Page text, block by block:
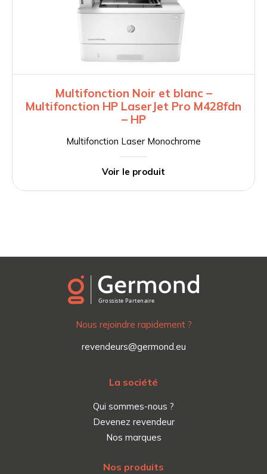
Multifonction Noir et blanc –
Multifonction HP LaserJet Pro M428fdn
– HP
Multifonction Laser Monochrome
Voir le produit
Nous rejoindre rapidement ?
revendeurs@germond.eu
La société
Qui sommes-nous ?
Devenez revendeur
Nos marques
Nos produits